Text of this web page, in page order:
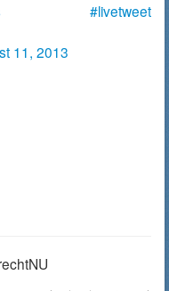
#livetweet
11, 2013